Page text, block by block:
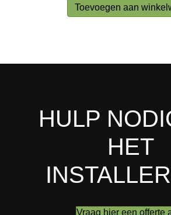
Toevoegen aan
HULP
HET
Vraag hier een offerte